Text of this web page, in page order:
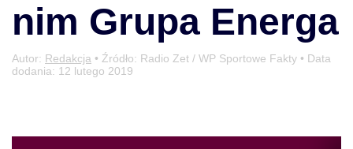
nim Grupa Energa
Autor: Redakcja • Źródło: Radio Zet / WP Sportowe Fakty • Data
dodania: 12 lutego 2019